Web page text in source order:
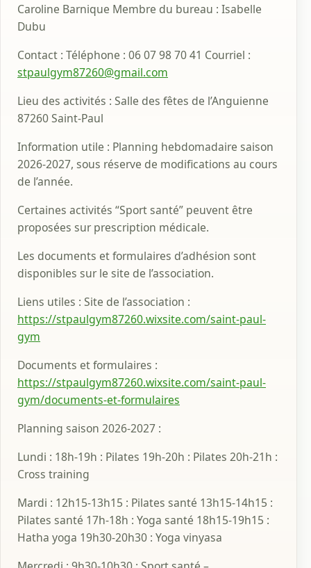
Caroline Barnique Membre du bureau : Isabelle
Dubu
Contact : Téléphone : 06 07 98 70 41 Courriel :
stpaulgym87260@gmail.com
Lieu des activités : Salle des fêtes de l’Anguienne
87260 Saint-Paul
Information utile : Planning hebdomadaire saison
2026-2027, sous réserve de modifications au cours
de l’année.
Certaines activités “Sport santé” peuvent être
proposées sur prescription médicale.
Les documents et formulaires d’adhésion sont
disponibles sur le site de l’association.
Liens utiles : Site de l’association :
https://stpaulgym87260.wixsite.com/saint-paul-
gym
Documents et formulaires :
https://stpaulgym87260.wixsite.com/saint-paul-
gym/documents-et-formulaires
Planning saison 2026-2027 :
Lundi : 18h-19h : Pilates 19h-20h : Pilates 20h-21h :
Cross training
Mardi : 12h15-13h15 : Pilates santé 13h15-14h15 :
Pilates santé 17h-18h : Yoga santé 18h15-19h15 :
Hatha yoga 19h30-20h30 : Yoga vinyasa